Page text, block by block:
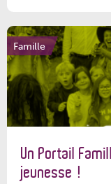
Famille
Un Portail
jeunesse !